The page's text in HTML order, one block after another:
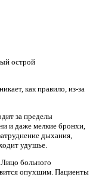
острой
как правило, из-за
за пределы
и даже мелкие бронхи,
дыхания,
удушье.
больного
опухшим. Пациенты